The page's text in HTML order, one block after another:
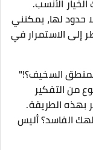
الأنسب.
حدود لها، يمكنني
إلى الاستمرار في
السخيف؟!"
من التفكير
الطريقة.
الفاسد؟ أليس